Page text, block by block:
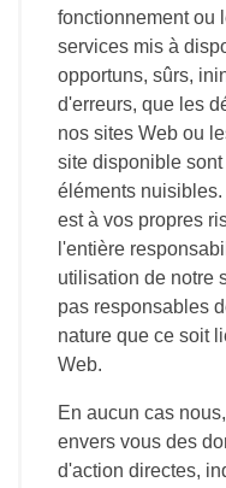
fonctionnement ou
services mis à
opportuns, sûrs,
d'erreurs, que les
nos sites Web ou
site disponible
éléments
est à vos propres
l'entière
utilisation de notre
pas responsables
nature que ce soit
Web.
En aucun cas
envers vous des
d'action directes,